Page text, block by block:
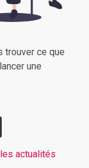
trouver ce que
une
actualités